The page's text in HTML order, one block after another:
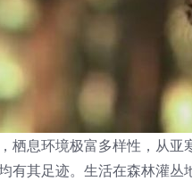
栖息环境极富多样性，从
有其足迹。生活在森林灌丛